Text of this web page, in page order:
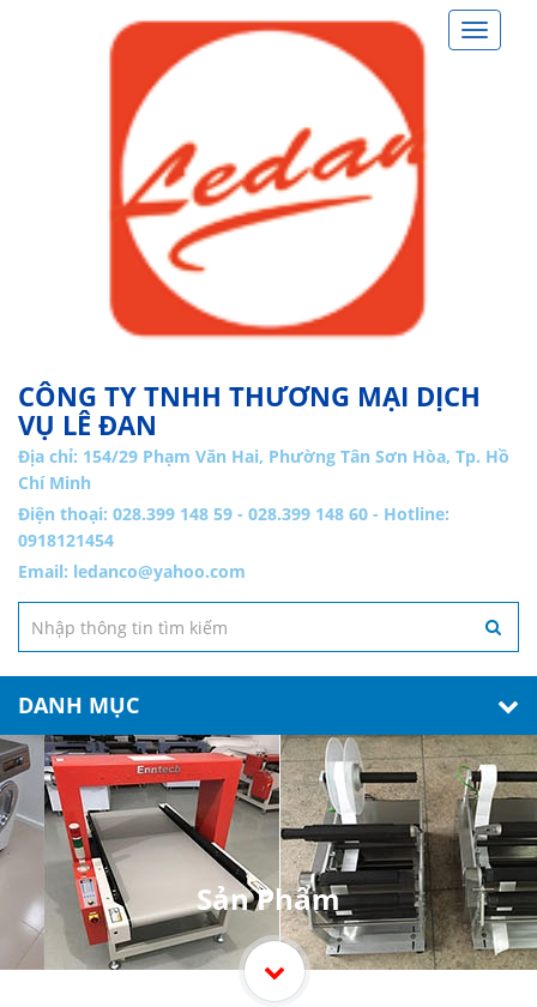
Toggle
CÔNG TY TNHH THƯƠNG MẠI DỊCH
VỤ LÊ ĐAN
Địa chỉ: 154/29 Phạm Văn Hai, Phường Tân Sơn Hòa, Tp. Hồ
Chí Minh
Điện thoại: 028.399 148 59 - 028.399 148 60 - Hotline:
0918121454
Email: ledanco@yahoo.com
DANH MỤC
Sản Phẩm